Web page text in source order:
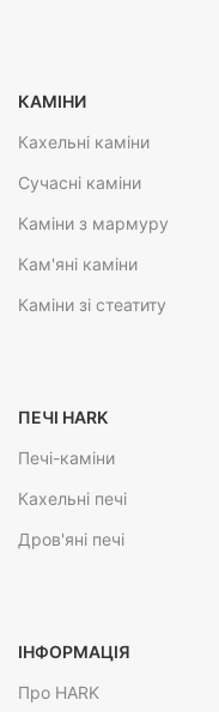
КАМІНИ
Кахельні каміни
Сучасні каміни
Каміни з мармуру
Кам'яні каміни
Каміни зі стеатиту
ПЕЧІ HARK
Печі-каміни
Кахельні печі
Дров'яні печі
ІНФОРМАЦІЯ
Про HARK